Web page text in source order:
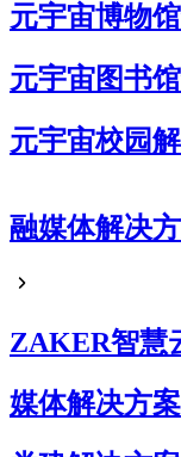
元宇宙博物
元宇宙图书
元宇宙校园
元宇宙电商解
融媒体解决
ZAKER智慧
媒体解决方案